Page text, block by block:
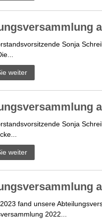
Sonja
weiter
Sonja
weiter
fand unsere
2022...